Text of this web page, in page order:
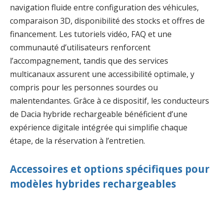
navigation fluide entre configuration des véhicules,
comparaison 3D, disponibilité des stocks et offres de
financement. Les tutoriels vidéo, FAQ et une
communauté d’utilisateurs renforcent
l’accompagnement, tandis que des services
multicanaux assurent une accessibilité optimale, y
compris pour les personnes sourdes ou
malentendantes. Grâce à ce dispositif, les conducteurs
de Dacia hybride rechargeable bénéficient d’une
expérience digitale intégrée qui simplifie chaque
étape, de la réservation à l’entretien.
Accessoires et options spécifiques pour
modèles hybrides rechargeables